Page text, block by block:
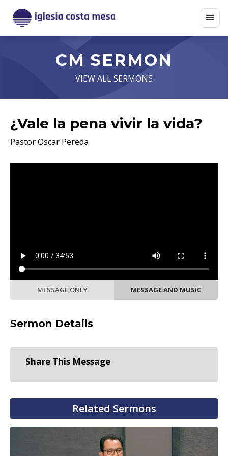
CM SERMON
VIEW ALL SERMONS
¿Vale la pena vivir la vida?
Pastor Oscar Pereda
MESSAGE ONLY MESSAGE AND MUSIC
Sermon Details
Share This Message
Related Sermons